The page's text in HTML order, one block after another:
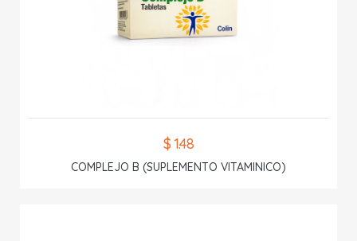
$ 1.48
COMPLEJO B (SUPLEMENTO VITAMINICO)